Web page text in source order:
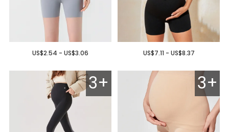
US$2.54 - US$3.06 US$7.11 - US$8.37
3+ 3+